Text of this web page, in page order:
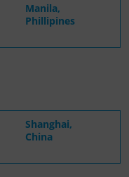
Manila,
Phillipines
Shanghai,
China